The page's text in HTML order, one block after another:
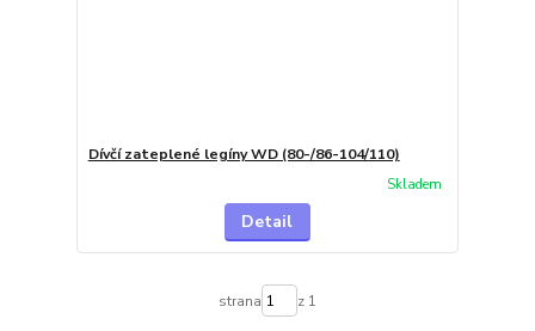
Dívčí zateplené legíny WD (80-/86-104/110)
Skladem
Detail
strana z 1